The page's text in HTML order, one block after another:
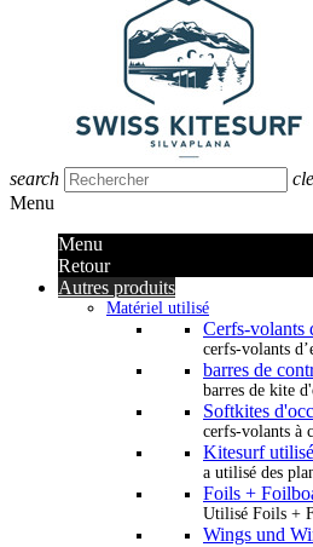
search
Menu
Menu
Retour
Autres produits
Matériel utilisé
Cerfs-volants
cerfs-volants
barres de
barres de kite
Softkites
cerfs-volants à
Kitesurf
a utilisé des
Foils +
Utilisé Foils +
Wings und